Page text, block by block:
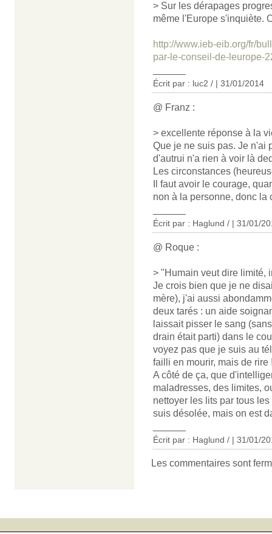
> Sur les dérapages
même l'Europe s'inquiète.
http://www.ieb-eib.org/fr/
par-le-conseil-de-leurope-
Écrit par : luc2 / | 31/01/2014
@ Franz :
> excellente réponse à la
Que je ne suis pas. Je n'ai
d'autrui n'a rien à voir là
Les circonstances
Il faut avoir le courage,
non à la personne, donc la
Écrit par : Haglund / | 31/01/
@ Roque :
> "Humain veut dire limité,
Je crois bien que je ne
mère), j'ai aussi
deux tarés : un aide
laissait pisser le sang
drain était parti) dans le
voyez pas que je suis au
failli en mourir, mais de rire
A côté de ça, que
maladresses, des limites,
nettoyer les lits par tous
suis désolée, mais on est
Écrit par : Haglund / | 31/01/
Les commentaires sont